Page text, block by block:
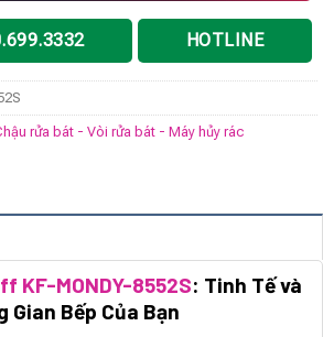
HOTLINE
rửa bát - Vòi rửa bát - Máy hủy rác
KF-MONDY-8552S: Tinh Tế và
Gian Bếp Của Bạn